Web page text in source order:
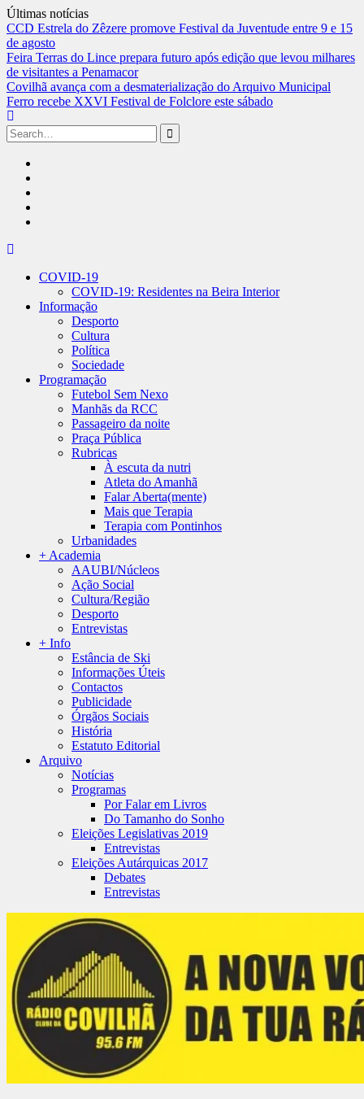
Últimas notícias
CCD Estrela do Zêzere promove Festival da Juventude entre 9 e 15
de agosto
Feira Terras do Lince prepara futuro após edição que levou milhares
de visitantes a Penamacor
Covilhã avança com a desmaterialização do Arquivo Municipal
Ferro recebe XXVI Festival de Folclore este sábado
Search
for:
Skip
contentCOVID-19
COVID-19: Residentes na Beira Interior
Informação
Desporto
Cultura
Política
Sociedade
Programação
Futebol Sem Nexo
Manhãs da RCC
Passageiro da noite
Praça Pública
Rubricas
À escuta da nutri
Atleta do Amanhã
Falar Aberta(mente)
Mais que Terapia
Terapia com Pontinhos
Urbanidades
+ Academia
AAUBI/Núcleos
Ação Social
Cultura/Região
Desporto
Entrevistas
+ Info
Estância de Ski
Informações Úteis
Contactos
Publicidade
Órgãos Sociais
História
Estatuto Editorial
Arquivo
Notícias
Programas
Por Falar em Livros
Do Tamanho do Sonho
Eleições Legislativas 2019
Entrevistas
Eleições Autárquicas 2017
Debates
Entrevistas